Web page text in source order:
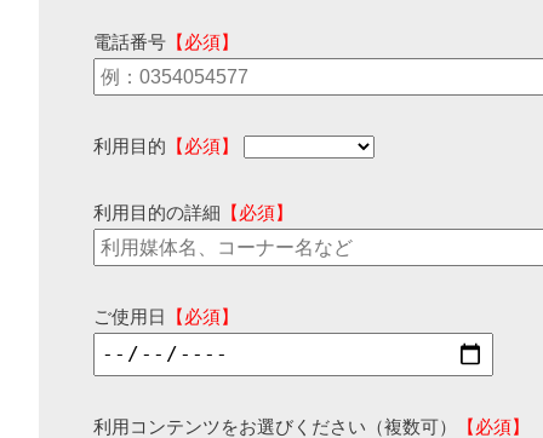
電話番号 【必須】
利用目的 【必須】
利用目的の詳細 【必須】
ご使用日 【必須】
利用コンテンツをお選びください（複数可）
【必須】